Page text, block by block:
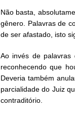
Não basta,
gênero. Palavras de
de ser afastado, isto
Ao invés de palavras
reconhecendo que
Deveria também
parcialidade do Juiz
contraditório.